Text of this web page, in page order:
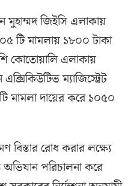
মুহাম্মদ জিইসি এলাকায়
টি মামলায় ১৮০০ টাকা
কোতোয়ালি এলাকায়
ম্যাজিস্ট্রেট
মামলা দায়ের করে ১০৫০
বিস্তার রোধ করার লক্ষ্যে
অভিযান পরিচালনা করে